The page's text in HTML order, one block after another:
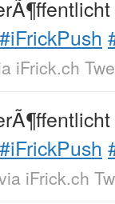
#iFrickPush
iFrick.ch
#iFrickPush
iFrick.ch